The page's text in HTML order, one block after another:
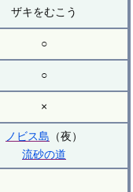
ザキをむこう
○
○
×
ノビス島 （夜）
流砂の道